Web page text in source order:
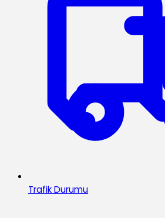
Trafik Durumu